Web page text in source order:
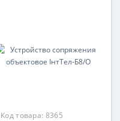
Код товара: 8365